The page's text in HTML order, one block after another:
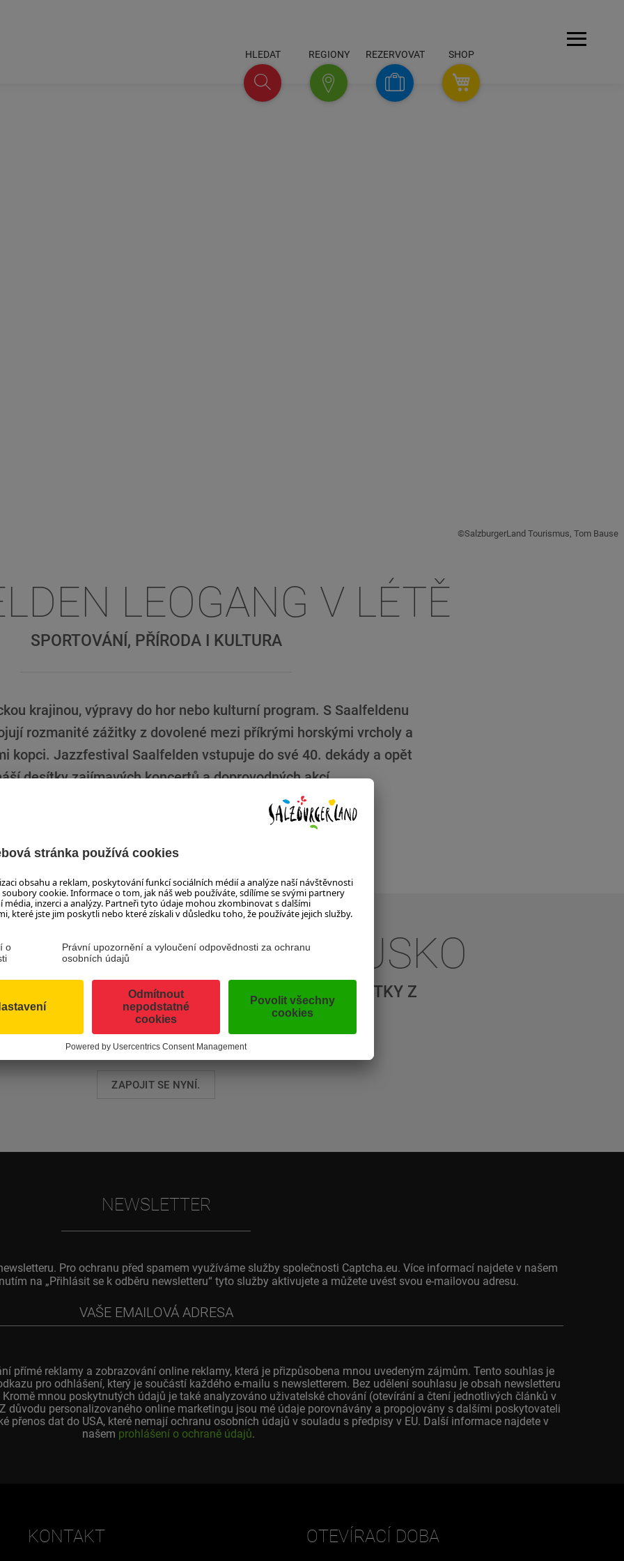
HLEDAT REGIONY REZERVOVAT SHOP
SHOP
©SalzburgerLand Tourismus, Tom Bause
LEOGANG V LÉTĚ
SPORTOVÁNÍ, PŘÍRODA I KULTURA
krajinou, výpravy do hor nebo kulturní program. S Saalfeldenu
rozmanité zážitky z dovolené mezi příkrými horskými vrcholy a
kopci. Jazzfestival Saalfelden vstupuje do své 40. dekády a opět
desítky zajímavých koncertů a doprovodných akcí.
REGION RAKOUSKO
ZPĚTNOU VAZBU A ZÍSKEJTE NEVŠEDNÍ ZÁŽITKY Z
DOVOLENÉ!
ZAPOJIT SE NYNÍ.
NEWSLETTER
Pro ochranu před spamem využíváme služby společnosti Captcha.eu. Více informací najdete v našem
na „Přihlásit se k odběru newsletteru“ tyto služby aktivujete a můžete uvést svou e-mailovou adresu.
přímé reklamy a zobrazování online reklamy, která je přizpůsobena mnou uvedeným zájmům. Tento souhlas je
pro odhlášení, který je součástí každého e-mailu s newsletterem. Bez udělení souhlasu je obsah newsletteru
mnou poskytnutých údajů je také analyzováno uživatelské chování (otevírání a čtení jednotlivých článků v
důvodu personalizovaného online marketingu jsou mé údaje porovnávány a propojovány s dalšími poskytovateli
přenos dat do USA, které nemají ochranu osobních údajů v souladu s předpisy v EU. Další informace najdete v
našem prohlášení o ochraně údajů.
KONTAKT OTEVÍRACÍ DOBA